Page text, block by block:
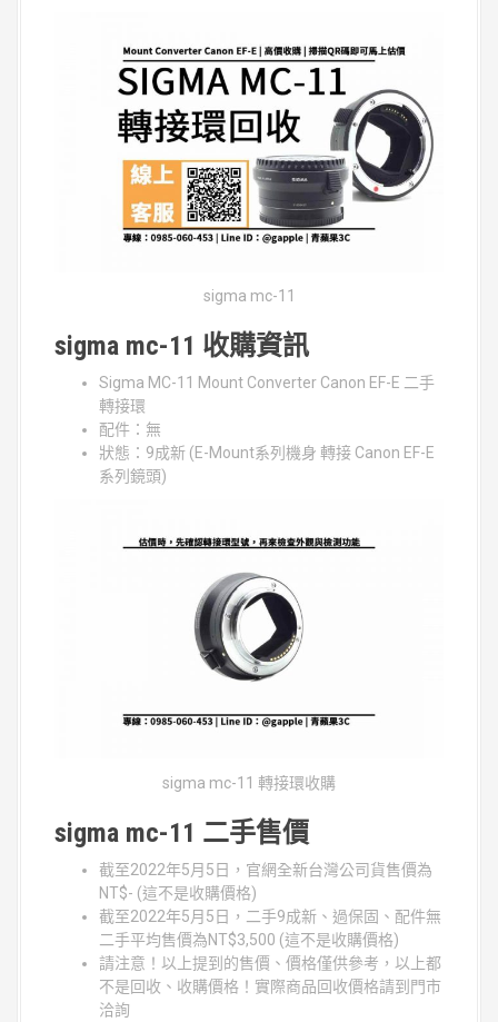
sigma mc-11
sigma mc-11 收購資訊
Sigma MC-11 Mount Converter Canon EF-E 二手
轉接環
配件：無
狀態：9成新 (E-Mount系列機身 轉接 Canon EF-E
系列鏡頭)
sigma mc-11 轉接環收購
sigma mc-11 二手售價
截至2022年5月5日，官網全新台灣公司貨售價為
NT$- (這不是收購價格)
截至2022年5月5日，二手9成新、過保固、配件無
二手平均售價為NT$3,500 (這不是收購價格)
請注意！以上提到的售價、價格僅供參考，以上都
不是回收、收購價格！實際商品回收價格請到門市
洽詢